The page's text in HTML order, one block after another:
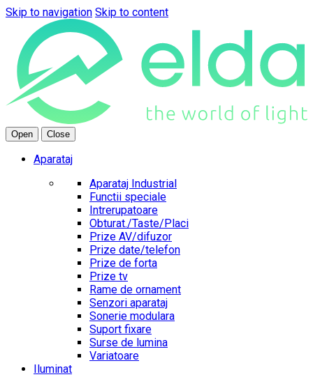
Skip to navigation Skip to content
Open Close
Aparataj
Aparataj Industrial
Functii speciale
Intrerupatoare
Obturat./Taste/Placi
Prize AV/difuzor
Prize date/telefon
Prize de forta
Prize tv
Rame de ornament
Senzori aparataj
Sonerie modulara
Suport fixare
Surse de lumina
Variatoare
Iluminat